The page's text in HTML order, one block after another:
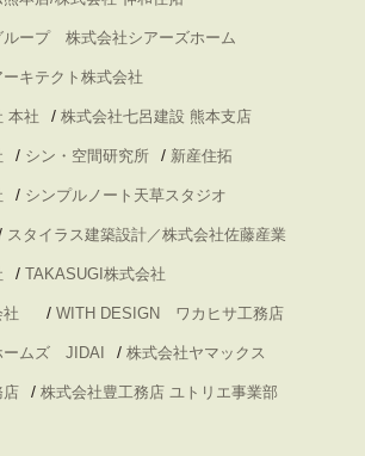
ループ 株式会社シアーズホーム
キテクト株式会社
本社 / 株式会社七呂建設 熊本支店
/ シン・空間研究所 / 新産住拓
/ シンプルノート天草スタジオ
スタイラス建築設計／株式会社佐藤産業
/ TAKASUGI株式会社
社 / WITH DESIGN ワカヒサ工務店
ームズ JIDAI / 株式会社ヤマックス
店 / 株式会社豊工務店 ユトリエ事業部